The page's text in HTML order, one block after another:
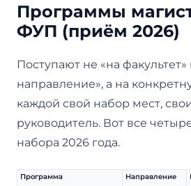
Программы
ФУП (приём 2026)
Поступают не «на факультет»
направление», а на
каждой свой набор мест,
руководитель. Вот все
набора 2026 года.
Программа Направление